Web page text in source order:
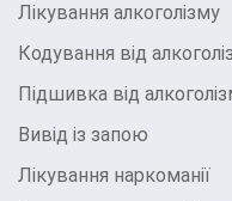
Лікування алкоголізму
Кодування від
Підшивка від
Вивід із запою
Лікування наркоманії